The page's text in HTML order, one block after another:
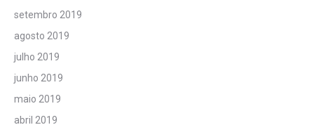
setembro 2019
agosto 2019
julho 2019
junho 2019
maio 2019
abril 2019